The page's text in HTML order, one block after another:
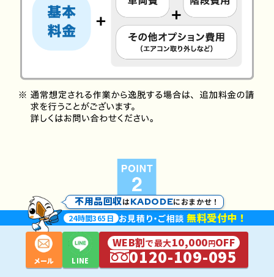
不用品回収はKADODEにおまかせ！
24時間365 日 お見積り・ご相談 無料受付中！
メール LINE
WEB割で最大10,000円OFF
0120-109-095